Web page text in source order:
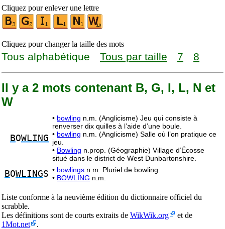
Cliquez pour enlever une lettre
Cliquez pour changer la taille des mots
Tous alphabétique Tous par taille 7 8
Il y a 2 mots contenant B, G, I, L, N et
W
BOWLING
• bowling n.m. (Anglicisme) Jeu qui consiste à
renverser dix quilles à l’aide d’une boule.
• bowling n.m. (Anglicisme) Salle où l’on pratique ce
jeu.
• Bowling n.prop. (Géographie) Village d’Écosse
situé dans le district de West Dunbartonshire.
BOWLINGS • bowlings n.m. Pluriel de bowling.
• BOWLING n.m.
Liste conforme à la neuvième édition du dictionnaire officiel du
scrabble.
Les définitions sont de courts extraits de WikWik.org
et de
1Mot.net
.